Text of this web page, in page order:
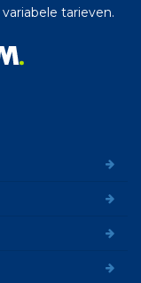
tarieven.